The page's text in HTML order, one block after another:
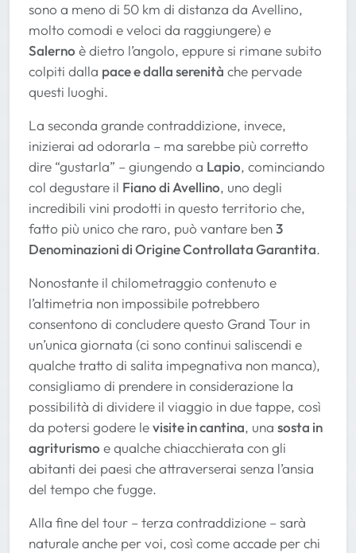
sono a meno di 50 km di distanza da Avellino,
molto comodi e veloci da raggiungere) e
Salerno è dietro l’angolo, eppure si rimane subito
colpiti dalla pace e dalla serenità che pervade
questi luoghi.
La seconda grande contraddizione, invece,
inizierai ad odorarla – ma sarebbe più corretto
dire “gustarla” – giungendo a Lapio, cominciando
col degustare il Fiano di Avellino, uno degli
incredibili vini prodotti in questo territorio che,
fatto più unico che raro, può vantare ben3
Denominazioni di Origine Controllata Garantita.
Nonostante il chilometraggio contenuto e
l’altimetria non impossibile potrebbero
consentono di concludere questo Grand Tour in
un’unica giornata (ci sono continui saliscendi e
qualche tratto di salita impegnativa non manca),
consigliamo di prendere in considerazione la
possibilità di dividere il viaggio in due tappe, così
da potersi godere levisite in cantina, una sosta in
agriturismo e qualche chiacchierata con gli
abitanti dei paesi che attraverserai senza l’ansia
del tempo che fugge.
Alla fine del tour – terza contraddizione – sarà
naturale anche per voi, così come accade per chi